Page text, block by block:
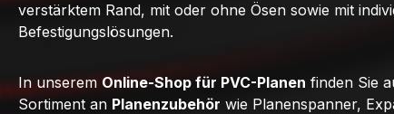
verstärktem Rand, mit oder ohne Ösen sowie mit
Befestigungslösungen.
In unserem Online-Shop für PVC-Planen finden Sie
Sortiment an Planenzubehör wie Planenspanner,